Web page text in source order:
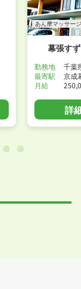
あん摩マッサー
幕張す
勤務地
千葉
最寄駅
京成
月給
詳